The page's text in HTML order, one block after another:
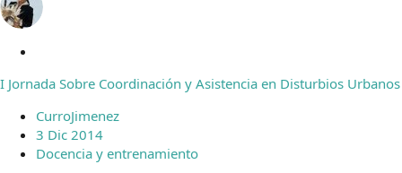
r
a
d
o
I Jornada Sobre Coordinación y Asistencia en Disturbios Urbanos
CurroJimenez
3 Dic 2014
Docencia y entrenamiento